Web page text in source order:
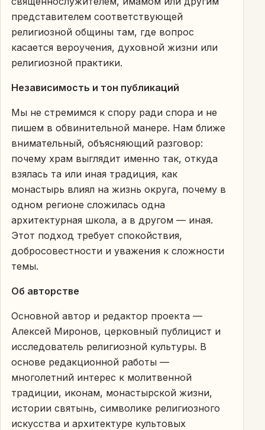
представителем соответствующей
религиозной общины там, где вопрос
касается вероучения, духовной жизни или
религиозной практики.
Независимость и тон публикаций
Мы не стремимся к спору ради спора и не
пишем в обвинительной манере. Нам ближе
внимательный, объясняющий разговор:
почему храм выглядит именно так, откуда
взялась та или иная традиция, как
монастырь влиял на жизнь округа, почему в
одном регионе сложилась одна
архитектурная школа, а в другом — иная.
Этот подход требует спокойствия,
добросовестности и уважения к сложности
темы.
Об авторстве
Основной автор и редактор проекта —
Алексей Миронов, церковный публицист и
исследователь религиозной культуры. В
основе редакционной работы —
многолетний интерес к молитвенной
традиции, иконам, монастырской жизни,
истории святынь, символике религиозного
искусства и архитектуре культовых